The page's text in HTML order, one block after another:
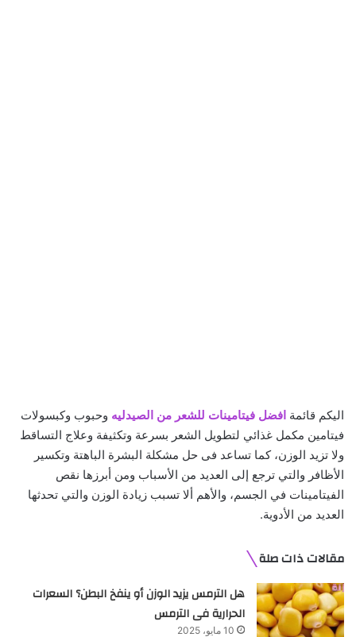
اليكم قائمة افضل فيتامينات للشعر من الصيدليه وحبوب وكبسولات
فيتامين مكمل غذائي لتطويل الشعر بسرعة وتكثيفة وعلاج التساقط
ولا تزيد الوزن، كما تساعد فى حل مشكلة البشرة الباهتة وتكسير
الأظافر والتي ترجع إلى العديد من الأسباب ومن أبرزها نقص
الفيتامينات في الجسم، والأهم ألا تسبب زيادة الوزن والتي تحدثها
العديد من الأدوية.
مقالات ذات صلة
هل الترمس يزيد الوزن أو ينفخ البطن؟ السعرات
الحرارية فى الترمس
10 مايو، 2025